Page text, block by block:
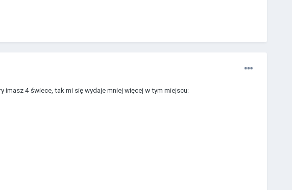
4 świece, tak mi się wydaje mniej więcej w tym miejscu: